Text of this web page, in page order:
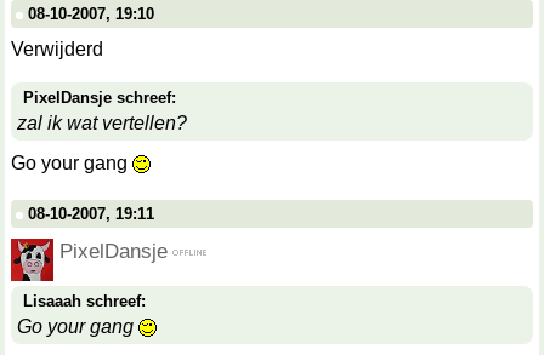
08-10-2007, 19:10
Verwijderd
PixelDansje schreef:
zal ik wat vertellen?
Go your gang
08-10-2007, 19:11
PixelDansje
Lisaaah schreef:
Go your gang